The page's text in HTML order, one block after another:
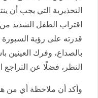
التحذيرية التي يجب أن
اقتراب الطفل الشديد
قدرته على رؤية السبورة
بالصداع، وفرك العينين
النظر، فضلًا عن
وأكد أن ملاحظة أي من